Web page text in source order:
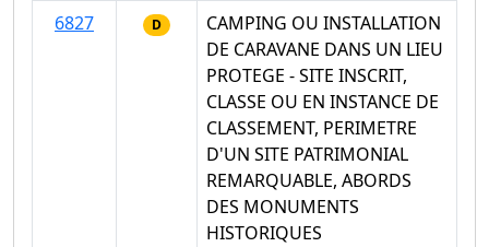
6827
D
CAMPING OU INSTALLATION
DE CARAVANE DANS UN LIEU
PROTEGE - SITE INSCRIT,
CLASSE OU EN INSTANCE DE
CLASSEMENT, PERIMETRE
D'UN SITE PATRIMONIAL
REMARQUABLE, ABORDS
DES MONUMENTS
HISTORIQUES